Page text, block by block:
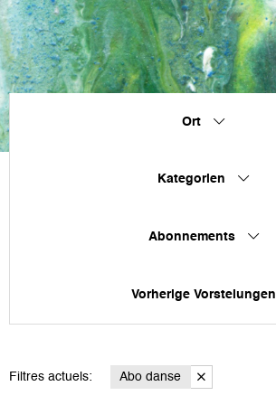
Ort
Kategorien
Abonnements
Vorherige Vorstelungen
Filtres actuels: Abo danse